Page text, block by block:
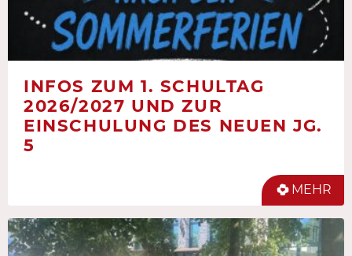
INFOS ZUM 1. SCHULTAG
2026/2027 UND ZUR
EINSCHULUNG DES NEUEN JG.
5
MEHR